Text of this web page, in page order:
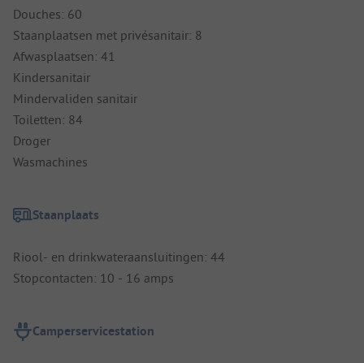
Douches: 60
Staanplaatsen met privésanitair: 8
Afwasplaatsen: 41
Kindersanitair
Mindervaliden sanitair
Toiletten: 84
Droger
Wasmachines
Staanplaats
Riool- en drinkwateraansluitingen: 44
Stopcontacten: 10 - 16 amps
Camperservicestation